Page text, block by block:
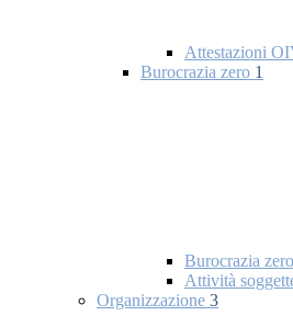
Attestazioni
Burocrazia zero 1
Burocrazia zero
Attività
Organizzazione 3